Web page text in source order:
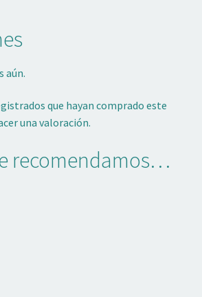
aún.
que hayan comprado este
una valoración.
recomendamos…